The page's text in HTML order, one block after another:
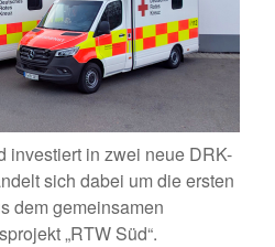
investiert in zwei neue DRK-
sich dabei um die ersten
dem gemeinsamen
„RTW Süd“.